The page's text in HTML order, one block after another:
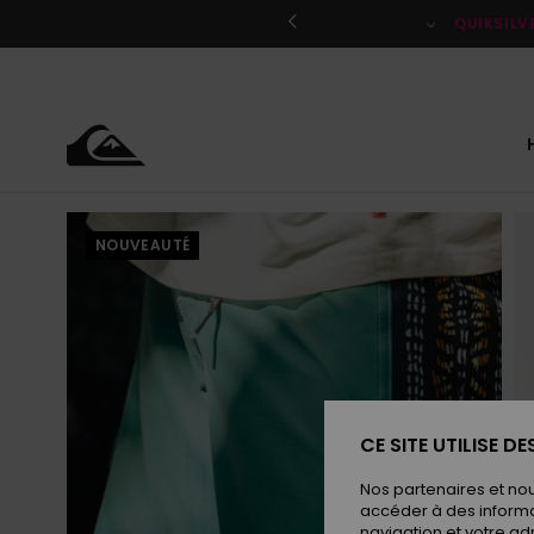
le
NOUVEAUTÉ
CE SITE UTILISE
Nos partenaires et
accéder à des